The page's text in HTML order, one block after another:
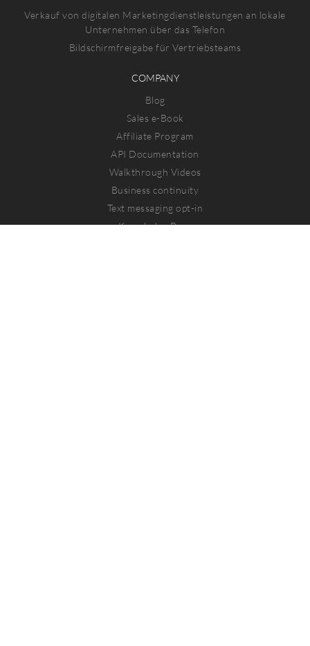
Verkauf von digitalen Marketingdienstleistungen an lokale
Unternehmen über das Telefon
Bildschirmfreigabe für Vertriebsteams
COMPANY
Blog
Sales e-Book
Affiliate Program
API Documentation
Walkthrough Videos
Business continuity
Text messaging opt-in
Knowledge Base